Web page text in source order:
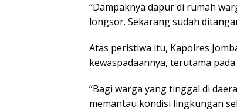
“Dampaknya dapur di rumah
longsor. Sekarang sudah
Atas peristiwa itu, Kapolres
kewaspadaannya, terutama
“Bagi warga yang tinggal di
memantau kondisi lingkungan